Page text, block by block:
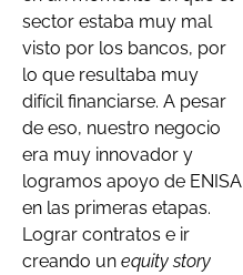
sector estaba muy mal
visto por los bancos, por
lo que resultaba muy
difícil financiarse. A pesar
de eso, nuestro negocio
era muy innovador y
logramos apoyo de ENISA
en las primeras etapas.
Lograr contratos e ir
creando un equity story